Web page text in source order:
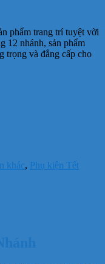
phẩm trang trí tuyệt vời
12 nhánh, sản phẩm
trọng và đẳng cấp cho
khác, Phụ kiện Tết